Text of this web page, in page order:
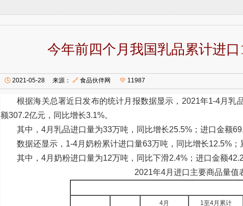
今年前四个月我国乳品累计进
🕓 2021-05-28 来源： 🔗 食品伙伴网 💛 11987
根据海关总署近日发布的统计月报数据显示，2021年1-4月乳
额307.2亿元，同比增长3.1%。
其中，4月乳品进口量为33万吨，同比增长25.5%；进口金额
数据还显示，1-4月奶粉累计进口量63万吨，同比增长12.5%；
其中，4月奶粉进口量为12万吨，同比下滑2.4%；进口金额
2021年4月进口主要商品量值
4月 1至4月累计